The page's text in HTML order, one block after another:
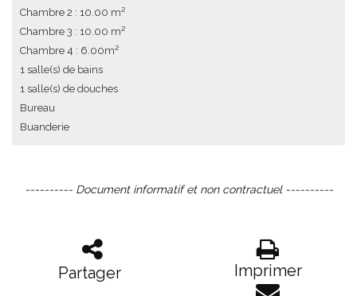
Chambre 2 : 10.00 m²
Chambre 3 : 10.00 m²
Chambre 4 : 6.00m²
1 salle(s) de bains
1 salle(s) de douches
Bureau
Buanderie
---------- Document informatif et non contractuel ----------
Partager Imprimer